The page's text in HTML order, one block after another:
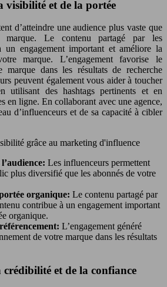
visibilité et de la portée
d’atteindre une audience plus vaste que
marque. Le contenu partagé par les
un engagement important et améliore la
marque. L’engagement favorise le
marque dans les résultats de recherche
peuvent également vous aider à toucher
utilisant des hashtags pertinents et en
en ligne. En collaborant avec une agence,
d’influenceurs et de sa capacité à cibler
Les influenceurs permettent
plus diversifié que les abonnés de votre
organique: Le contenu partagé par
contribue à un engagement important
organique.
L’engagement généré
de votre marque dans les résultats
crédibilité et de la confiance